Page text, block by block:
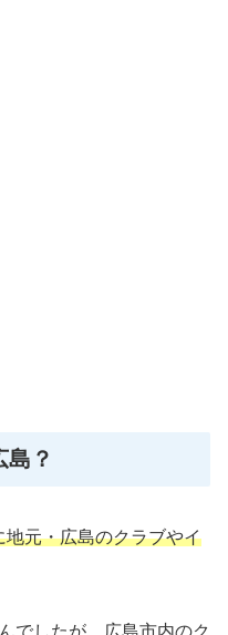
島？
元・広島のクラブやイ
でしたが、広島市内のク